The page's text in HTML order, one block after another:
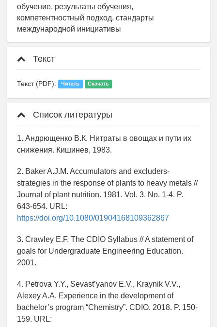
обучение, результаты обучения,
компетентностный подход, стандарты
международной инициативы
Текст
Текст (PDF): Читать Скачать
Список литературы
1. Андрющенко В.К. Нитраты в овощах и пути их
снижения. Кишинев, 1983.
2. Baker A.J.M. Accumulators and excluders-
strategies in the response of plants to heavy metals //
Journal of plant nutrition. 1981. Vol. 3. No. 1-4. P.
643-654. URL:
https://doi.org/10.1080/01904168109362867
3. Crawley E.F. The CDIO Syllabus // A statement of
goals for Undergraduate Engineering Education.
2001.
4. Petrova Y.Y., Sevast’yanov E.V., Kraynik V.V.,
Alexey A.A. Experience in the development of
bachelor’s program “Chemistry”. CDIO. 2018. P. 150-
159. URL: